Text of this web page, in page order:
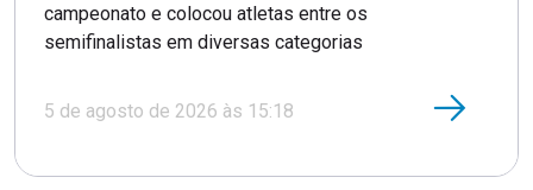
campeonato e colocou atletas entre os
semifinalistas em diversas categorias
5 de agosto de 2026 às 15:18